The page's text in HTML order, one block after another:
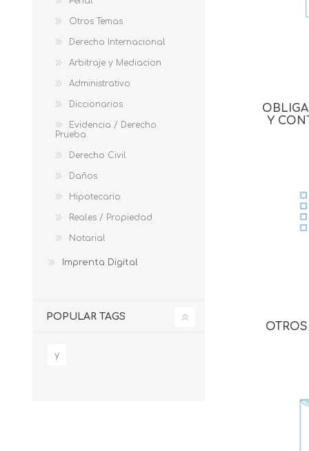
Y
Otros Temas
Derecho Internacional
Arbitraje y Mediacion
Administrativo
Diccionarios
Evidencia / Derecho
Prueba
Derecho Civil
Daños
Hipotecario
Reales / Propiedad
Notarial
Imprenta Digital
POPULAR TAGS
y